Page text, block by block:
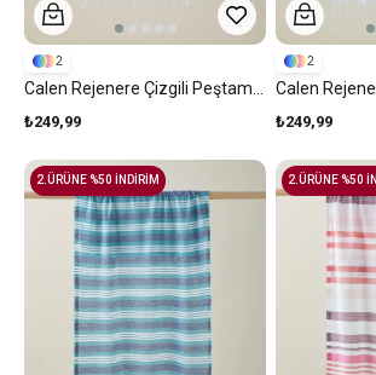
₺249,99
2
₺249,99
2
2.ÜRÜNE %50 İNDİRİM 2.ÜRÜNE %50